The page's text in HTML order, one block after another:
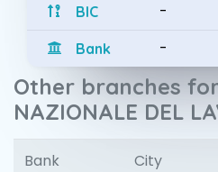
BIC -
Bank -
Other branches
NAZIONALE DEL
Bank City